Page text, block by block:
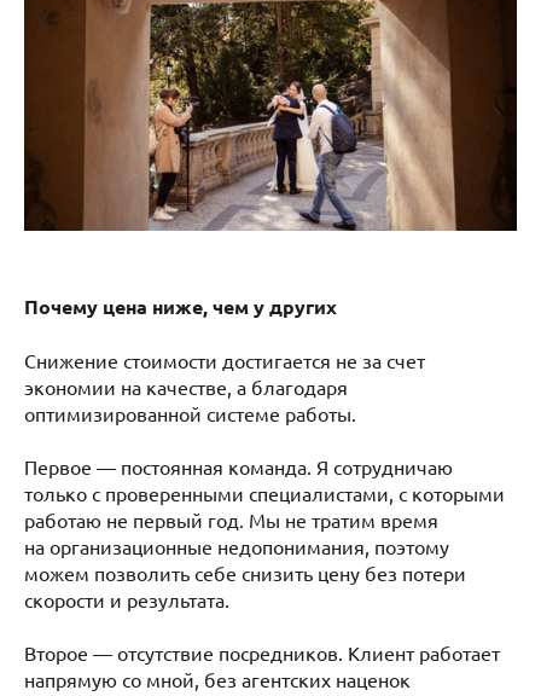
Почему цена ниже, чем у других
Снижение стоимости достигается не за счет
экономии на качестве, а благодаря
оптимизированной системе работы.
Первое — постоянная команда. Я сотрудничаю
только с проверенными специалистами, с которыми
работаю не первый год. Мы не тратим время
на организационные недопонимания, поэтому
можем позволить себе снизить цену без потери
скорости и результата.
Второе — отсутствие посредников. Клиент работает
напрямую со мной, без агентских наценок